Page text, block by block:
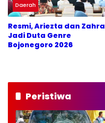
Daerah
Resmi, Ariezta dan Zahra
Jadi Duta Genre
Bojonegoro 2026
Peristiwa